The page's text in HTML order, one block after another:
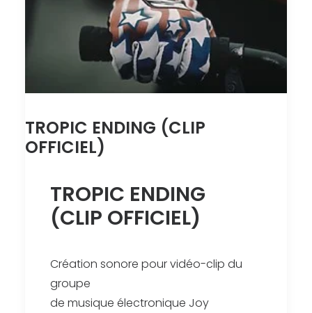
TROPIC ENDING (CLIP
OFFICIEL)
TROPIC ENDING
(CLIP OFFICIEL)
Création sonore pour vidéo-clip du
groupe
de musique électronique Joy